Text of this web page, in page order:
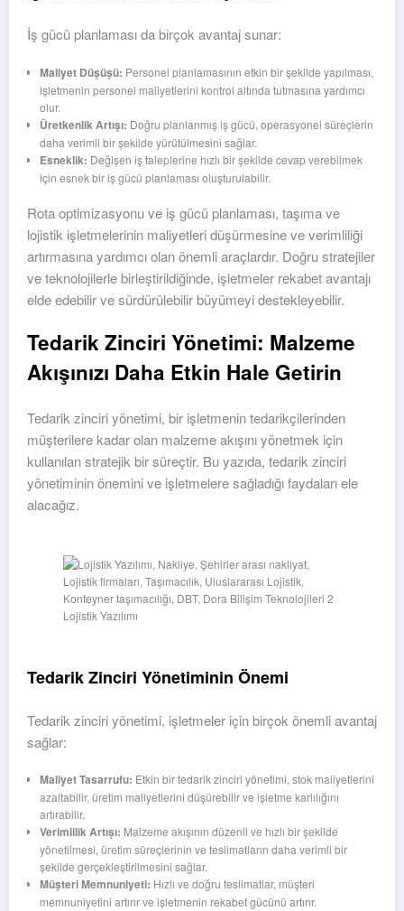
İş gücü planlaması da birçok avantaj sunar:
Maliyet Düşüşü: Personel planlamasının etkin bir şekilde yapılması,
işletmenin personel maliyetlerini kontrol altında tutmasına yardımcı
olur.
Üretkenlik Artışı: Doğru planlanmış iş gücü, operasyonel süreçlerin
daha verimli bir şekilde yürütülmesini sağlar.
Esneklik: Değişen iş taleplerine hızlı bir şekilde cevap verebilmek
için esnek bir iş gücü planlaması oluşturulabilir.
Rota optimizasyonu ve iş gücü planlaması, taşıma ve
lojistik işletmelerinin maliyetleri düşürmesine ve verimliliği
artırmasına yardımcı olan önemli araçlardır. Doğru stratejiler
ve teknolojilerle birleştirildiğinde, işletmeler rekabet avantajı
elde edebilir ve sürdürülebilir büyümeyi destekleyebilir.
Tedarik Zinciri Yönetimi: Malzeme
Akışınızı Daha Etkin Hale Getirin
Tedarik zinciri yönetimi, bir işletmenin tedarikçilerinden
müşterilere kadar olan malzeme akışını yönetmek için
kullanılan stratejik bir süreçtir. Bu yazıda, tedarik zinciri
yönetiminin önemini ve işletmelere sağladığı faydaları ele
alacağız.
Lojistik Yazılımı
Tedarik Zinciri Yönetiminin Önemi
Tedarik zinciri yönetimi, işletmeler için birçok önemli avantaj
sağlar:
Maliyet Tasarrufu: Etkin bir tedarik zinciri yönetimi, stok maliyetlerini
azaltabilir, üretim maliyetlerini düşürebilir ve işletme karlılığını
artırabilir.
Verimlilik Artışı: Malzeme akışının düzenli ve hızlı bir şekilde
yönetilmesi, üretim süreçlerinin ve teslimatların daha verimli bir
şekilde gerçekleştirilmesini sağlar.
Müşteri Memnuniyeti: Hızlı ve doğru teslimatlar, müşteri
memnuniyetini artırır ve işletmenin rekabet gücünü artırır.